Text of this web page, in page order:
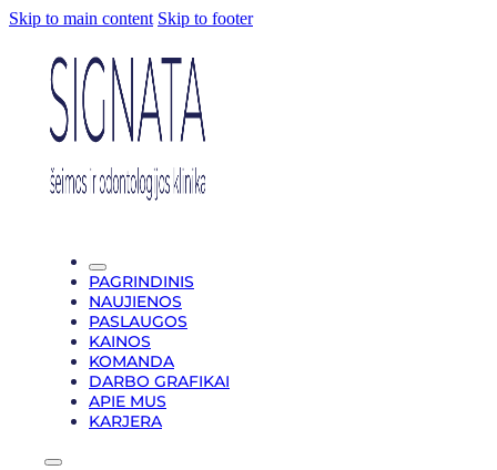
Skip to main content Skip to footer
PAGRINDINIS
NAUJIENOS
PASLAUGOS
KAINOS
KOMANDA
DARBO GRAFIKAI
APIE MUS
KARJERA